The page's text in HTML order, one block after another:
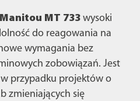
Manitou MT 733 wysoki
do reagowania na
wymagania bez
zobowiązań. Jest
przypadku projektów o
zmieniających się